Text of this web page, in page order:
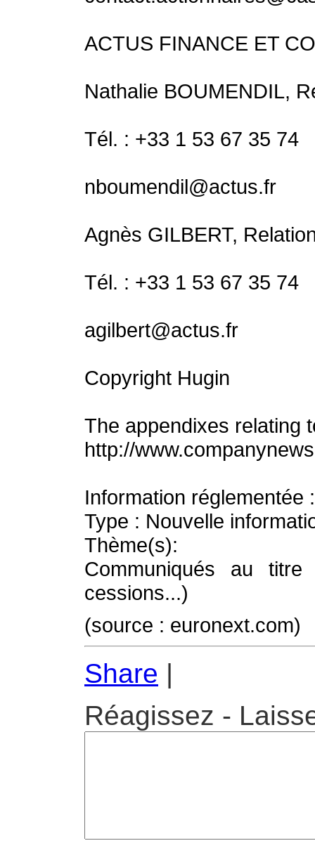
ACTUS FINANCE ET
Nathalie BOUMENDIL,
Tél. : +33 1 53 67 35 74
nboumendil@actus.fr
Agnès GILBERT,
Tél. : +33 1 53 67 35 74
agilbert@actus.fr
Copyright Hugin
The appendixes relating
http://
Information réglementée :
Type : Nouvelle
Thème(s):
Communiqués au
cessions...)
(source : euronext.com)
Share |
Réagissez -